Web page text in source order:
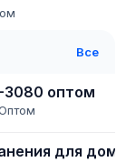
Все
3080 оптом
для дома